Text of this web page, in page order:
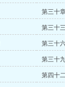
第三十
第三十
第三十
第三十
第四十